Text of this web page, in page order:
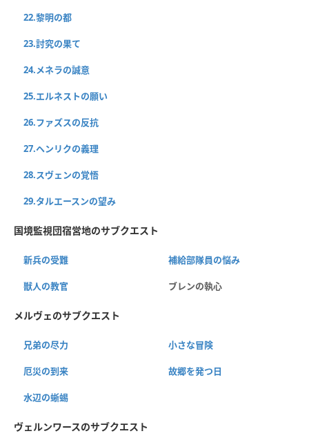
22.黎明の都
23.討究の果て
24.メネラの誠意
25.エルネストの願い
26.ファズスの反抗
27.ヘンリクの義理
28.スヴェンの覚悟
29.タルエースンの望み
国境監視団宿営地のサブクエスト
新兵の受難 補給部隊員の悩み
獣人の教官 ブレンの執心
メルヴェのサブクエスト
兄弟の尽力 小さな冒険
厄災の到来 故郷を発つ日
水辺の蜥蜴
ヴェルンワースのサブクエスト